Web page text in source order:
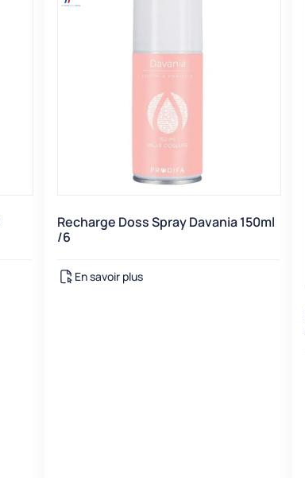
Recharge Doss Spray Davania 150ml
/6
En savoir plus